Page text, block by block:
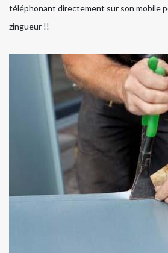
téléphonant directement sur son mobile
zingueur !!